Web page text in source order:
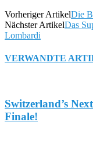
Vorheriger ArtikelDie
Nächster ArtikelDas
Lombardi
VERWANDTE
Switzerland’s
Finale!